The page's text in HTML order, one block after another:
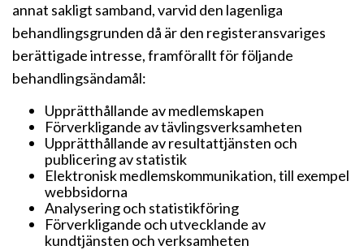
annat sakligt samband, varvid den lagenliga
behandlingsgrunden då är den registeransvariges
berättigade intresse, framförallt för följande
behandlingsändamål:
Upprätthållande av medlemskapen
Förverkligande av tävlingsverksamheten
Upprätthållande av resultattjänsten och
publicering av statistik
Elektronisk medlemskommunikation, till exempel
webbsidorna
Analysering och statistikföring
Förverkligande och utvecklande av
kundtjänsten och verksamheten